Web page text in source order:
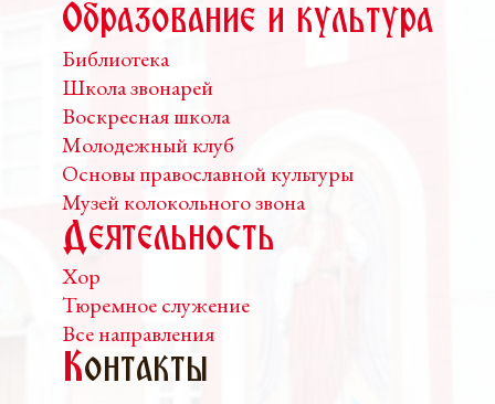
Образование и культура
Библиотека
Школа звонарей
Воскресная школа
Молодежный клуб
Основы православной культуры
Музей колокольного звона
Деятельность
Хор
Тюремное служение
Все направления
Контакты